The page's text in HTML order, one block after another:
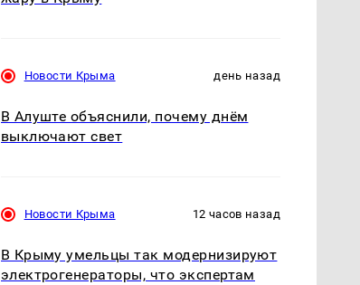
Новости Крыма день назад
В Алуште объяснили, почему днём
выключают свет
Новости Крыма 12 часов назад
В Крыму умельцы так модернизируют
электрогенераторы, что экспертам